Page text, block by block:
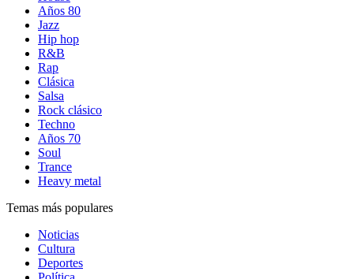
Años 80
Jazz
Hip hop
R&B
Rap
Clásica
Salsa
Rock clásico
Techno
Años 70
Soul
Trance
Heavy metal
Temas más populares
Noticias
Cultura
Deportes